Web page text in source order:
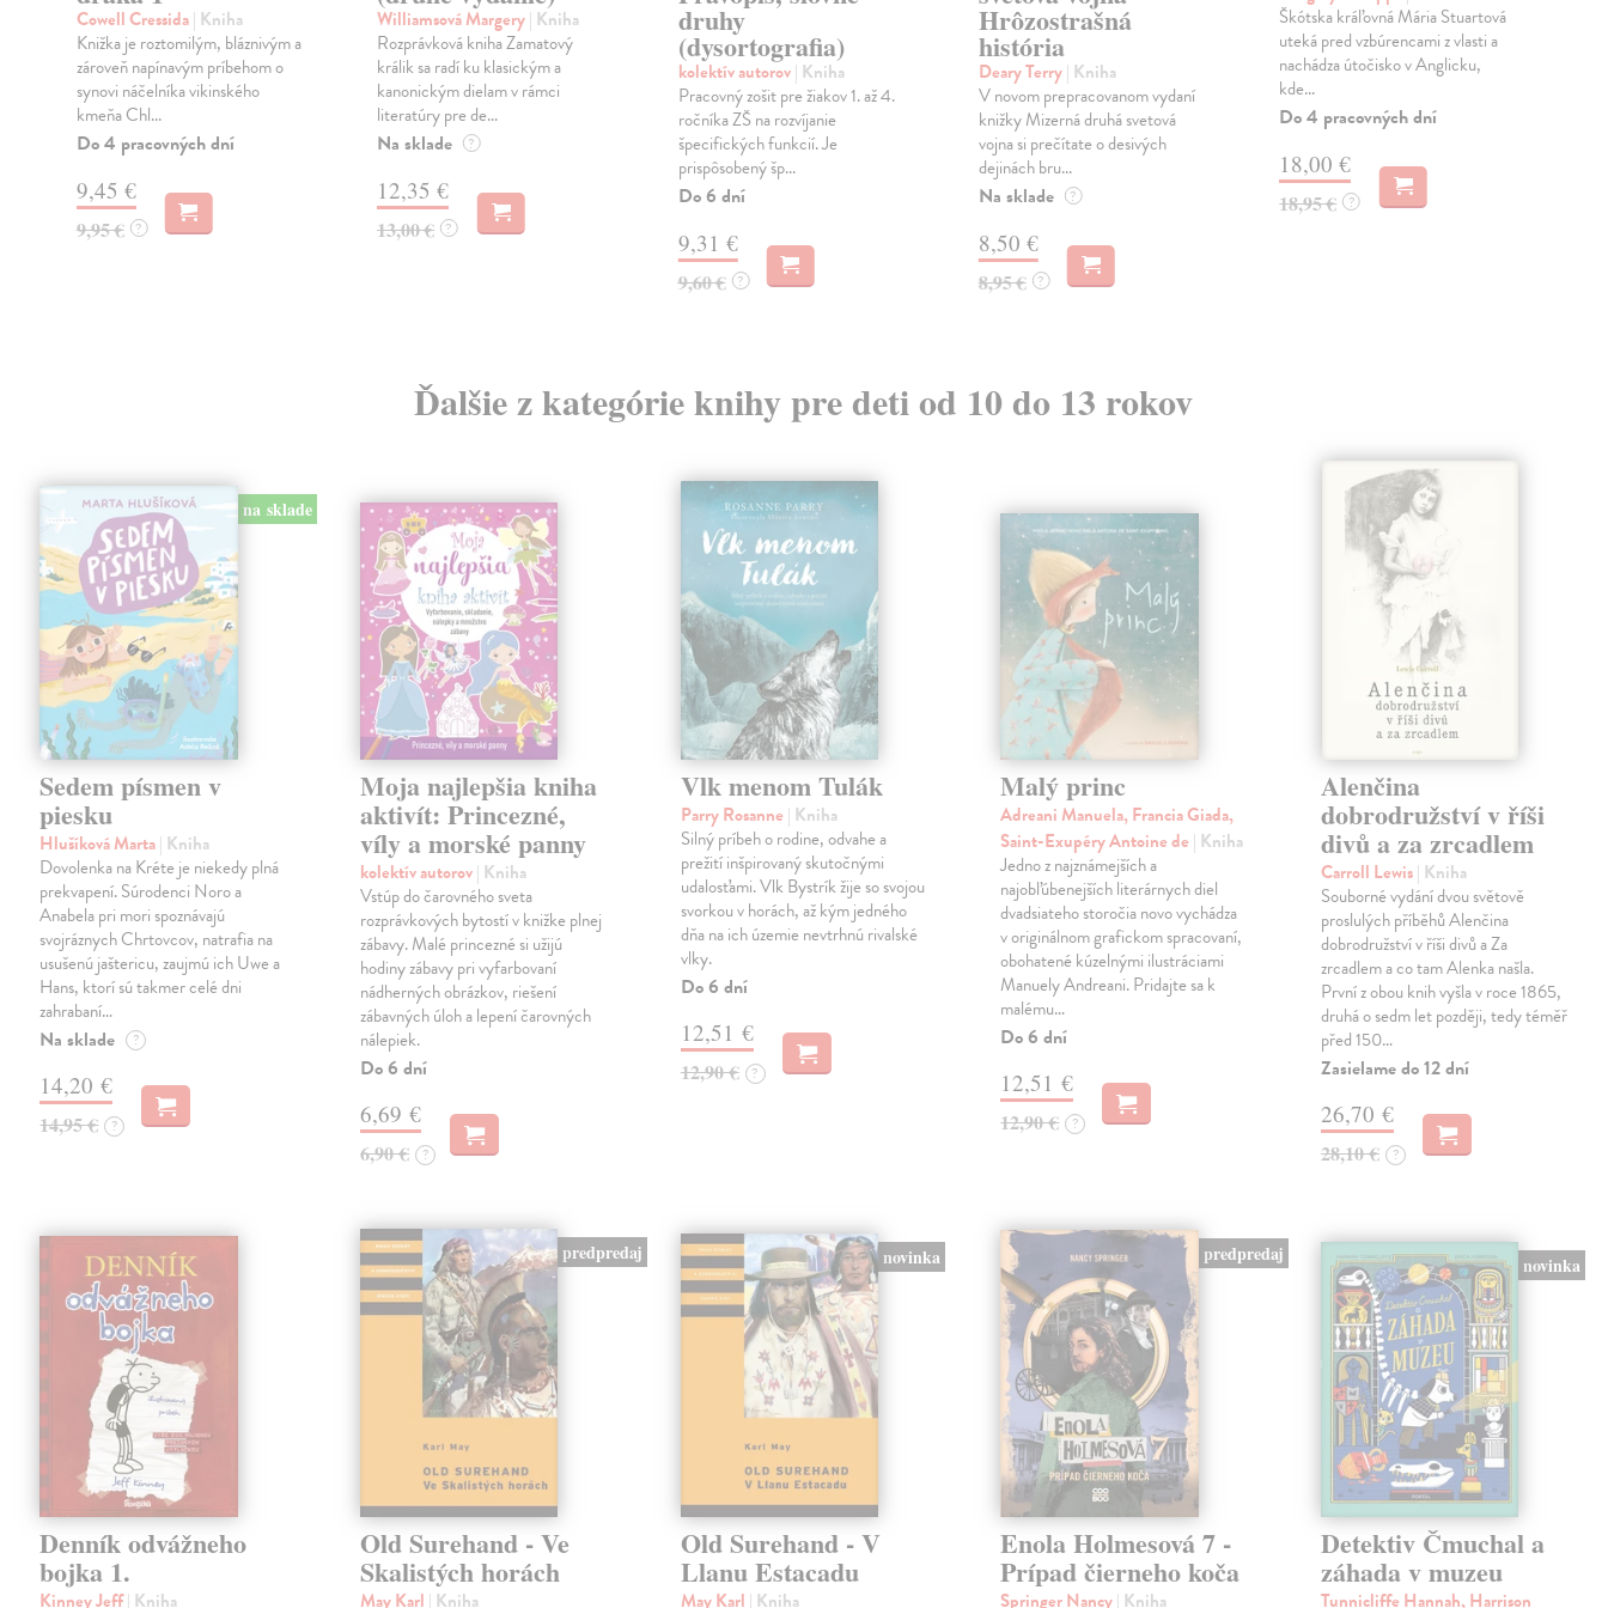
Cowell Cressida| Kniha
Knižka je roztomilým, bláznivým a
zároveň napínavým príbehom o
synovi náčelníka vikinského
kmeňa Chl...
Do 4 pracovných dní
9,45 €
9,95 € ?
Williamsová Margery| Kniha
Rozprávková kniha Zamatový
králik sa radí ku klasickým a
kanonickým dielam v rámci
literatúry pre de...
Na sklade ?
12,35 €
13,00 € ?
druhy
(dysortografia)
kolektív autorov| Kniha
Pracovný zošit pre žiakov 1. až 4.
ročníka ZŠ na rozvíjanie
špecifických funkcií. Je
prispôsobený šp...
Do 6 dní
9,31 €
9,60 € ?
Hrôzostrašná
história
Deary Terry| Kniha
V novom prepracovanom vydaní
knižky Mizerná druhá svetová
vojna si prečítate o desivých
dejinách bru...
Na sklade ?
8,50 €
8,95 € ?
Škótska kráľovná Mária Stuartová
uteká pred vzbúrencami z vlasti a
nachádza útočisko v Anglicku,
kde...
Do 4 pracovných dní
18,00 €
18,95 € ?
Ďalšie z kategórie knihy pre deti od 10 do 13 rokov
na sklade
Sedem písmen v
piesku
Hlušíková Marta| Kniha
Dovolenka na Kréte je niekedy plná
prekvapení. Súrodenci Noro a
Anabela pri mori spoznávajú
svojráznych Chrtovcov, natrafia na
usušenú jaštericu, zaujmú ich Uwe a
Hans, ktorí sú takmer celé dni
zahrabaní…
Na sklade ?
14,20 €
14,95 € ?
Moja najlepšia kniha
aktivít: Princezné,
víly a morské panny
kolektív autorov| Kniha
Vstúp do čarovného sveta
rozprávkových bytostí v knižke plnej
zábavy. Malé princezné si užijú
hodiny zábavy pri vyfarbovaní
nádherných obrázkov, riešení
zábavných úloh a lepení čarovných
nálepiek.
Do 6 dní
6,69 €
6,90 € ?
Vlk menom Tulák
Parry Rosanne | Kniha
Silný príbeh o rodine, odvahe a
prežití inšpirovaný skutočnými
udalosťami. Vlk Bystrík žije so svojou
svorkou v horách, až kým jedného
dňa na ich územie nevtrhnú rivalské
vlky.
Do 6 dní
12,51 €
12,90 € ?
Malý princ
Adreani Manuela, Francia Giada,
Saint-Exupéry Antoine de | Kniha
Jedno z najznámejších a
najobľúbenejších literárnych diel
dvadsiateho storočia novo vychádza
v originálnom grafickom spracovaní,
obohatené kúzelnými ilustráciami
Manuely Andreani. Pridajte sa k
malému…
Do 6 dní
12,51 €
12,90 € ?
Alenčina
dobrodružství v říši
divů a za zrcadlem
Carroll Lewis| Kniha
Souborné vydání dvou světově
proslulých příběhů Alenčina
dobrodružství v říši divů a Za
zrcadlem a co tam Alenka našla.
První z obou knih vyšla v roce 1865,
druhá o sedm let později, tedy téměř
před 150…
Zasielame do 12 dní
26,70 €
28,10 € ?
Denník odvážneho
bojka 1.
Kinney Jeff| Kniha
predpredaj
Old Surehand - Ve
Skalistých horách
May Karl | Kniha
novinka
Old Surehand - V
Llanu Estacadu
May Karl | Kniha
predpredaj
Enola Holmesová 7 -
Prípad čierneho koča
Springer Nancy| Kniha
novinka
Detektiv Čmuchal a
záhada v muzeu
Tunnicliffe Hannah, Harrison